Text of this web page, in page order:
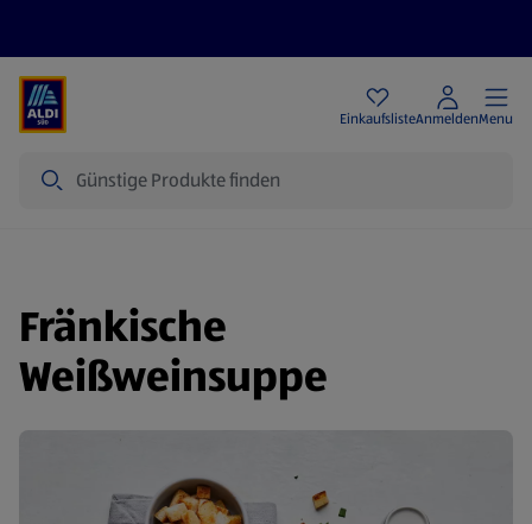
EinkaufslisteAnmeldenMenu
Fränkische
Weißweinsuppe